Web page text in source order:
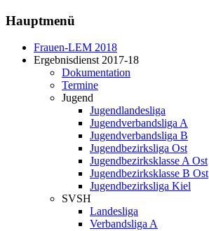
Hauptmenü
Frauen-LEM 2018
Ergebnisdienst 2017-18
Dokumentation
Termine
Jugend
Jugendlandesliga
Jugendverbandsliga A
Jugendverbandsliga B
Jugendbezirksliga Ost
Jugendbezirksklasse A Ost
Jugendbezirksklasse B Ost
Jugendbezirksliga Kiel
SVSH
Landesliga
Verbandsliga A